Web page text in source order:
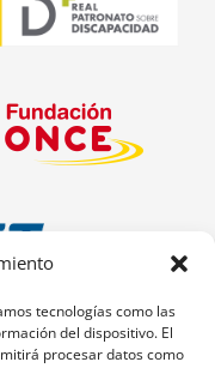
tecnologías como las
del dispositivo. El
procesar datos como